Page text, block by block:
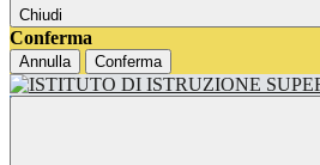
Chiudi
Conferma
Annulla Conferma